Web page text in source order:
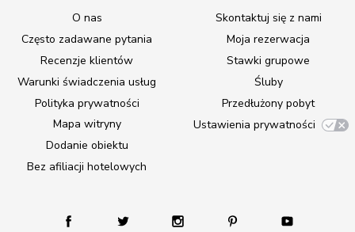
O nas
Często zadawane pytania
Recenzje klientów
Warunki świadczenia usług
Polityka prywatności
Mapa witryny
Dodanie obiektu
Bez afiliacji hotelowych
Skontaktuj się z nami
Moja rezerwacja
Stawki grupowe
Śluby
Przedłużony pobyt
Ustawienia prywatności